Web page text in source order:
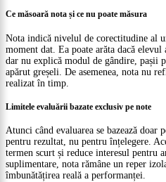
Ce măsoară nota și ce nu poate măsura
Nota indică nivelul de corectitudine al
moment dat. Ea poate arăta dacă elevul
dar nu explică modul de gândire, pașii
apărut greșeli. De asemenea, nota nu
realizat în timp.
Limitele evaluării bazate exclusiv pe note
Atunci când evaluarea se bazează doar
pentru rezultat, nu pentru înțelegere.
termen scurt și reduce interesul pentru
suplimentare, nota rămâne un reper
îmbunătățirea reală a performanței.